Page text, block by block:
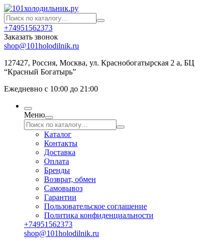
+74951562373
Заказать звонок
shop@101holodilnik.ru
127427, Россия, Москва, ул. Краснобогатырская 2 а, БЦ
“Красный Богатырь”
Ежедневно с 10:00 до 21:00
Меню
Каталог
Контакты
Доставка
Оплата
Бренды
Возврат, обмен
Самовывоз
Гарантии
Пользовательское соглашение
Политика конфиденциальности
+74951562373
shop@101holodilnik.ru